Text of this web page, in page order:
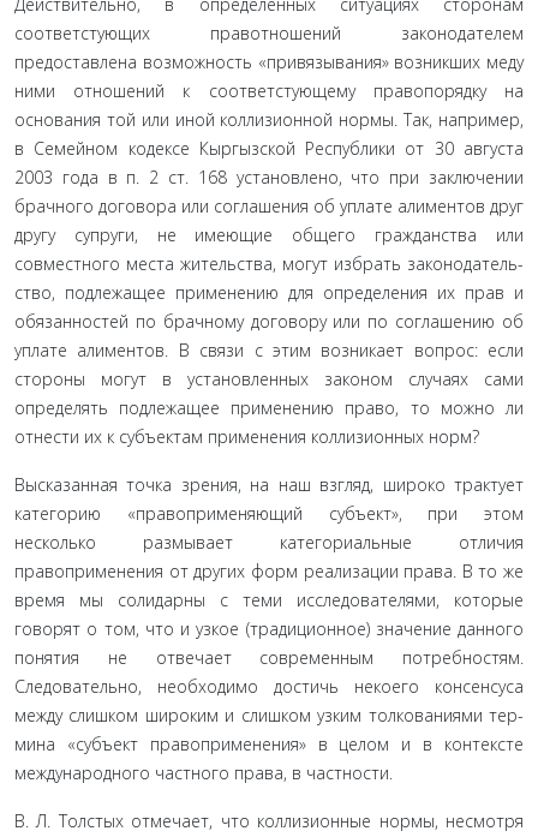
соответстующих правотношений законодателем
предоставлена возможность «привязывания» возникших меду
ними отношений к соответстующему правопорядку на
основания той или иной коллизи­онной нормы. Так, например,
в Семейном кодексе Кыргызской Республики от 30 августа
2003 года в п. 2 ст. 168 установлено, что при заключении
брачного договора или соглашения об уплате алиментов друг
другу супруги, не имеющие общего гражданства или
совместного места жительства, могут избрать законодатель­
ство, подлежащее применению для определения их прав и
обя­занностей по брачному договору или по соглашению об
уплате алиментов. В связи с этим возникает вопрос: если
стороны могут в установленных законом случаях сами
определять подлежащее применению право, то можно ли
отнести их к субъектам приме­нения коллизионных норм?
Высказанная точка зрения, на наш взгляд, широко трактует
категорию «правоприменяющий субъект», при этом
несколько размывает категориальные отличия
правоприменения от других форм реализации права. В то же
время мы солидарны с теми ис­следователями, которые
говорят о том, что и узкое (традицион­ное) значение данного
понятия не отвечает современным потреб­ностям.
Следовательно, необходимо достичь некоего консенсуса
между слишком широким и слишком узким толкованиями тер­
мина «субъект правоприменения» в целом и в контексте
между­народного частного права, в частности.
В. Л. Толстых отмечает, что коллизионные нормы, несмотря